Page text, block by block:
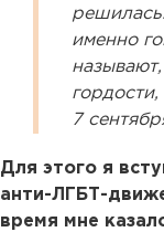
именно
7
Для этого я
анти-ЛГБТ-
время мне